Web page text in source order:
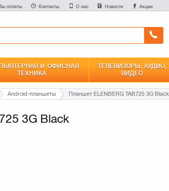
оплаты Контакты О нас Новости Акции
И ОФИСНАЯ
ТЕХНИКА
ТЕЛЕВИЗОРЫ, АУДИО,
ВИДЕО
Android-планшеты Планшет ELENBERG TAB725 3G Black
3G Black